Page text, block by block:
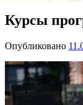
Курсы
Опубликовано